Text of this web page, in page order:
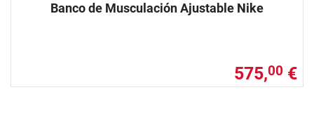
Banco de Musculación Ajustable Nike
575,00 €